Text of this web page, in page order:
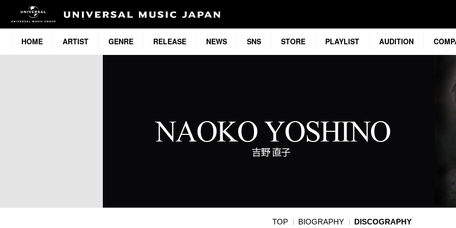
HOME ARTIST GENRE RELEASE NEWS SNS STORE PLAYLIST AUDITION
TOP BIOGRAPHY DISCOGRAPHY